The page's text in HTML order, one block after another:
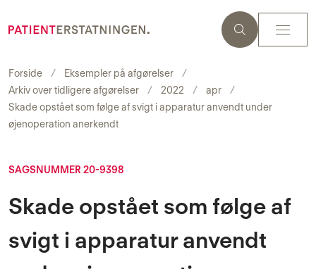
Forside
Eksempler på afgørelser
Arkiv over tidligere afgørelser
2022
apr
Skade opstået som følge af svigt i apparatur anvendt under
øjenoperation anerkendt
SAGSNUMMER 20-9398
Skade opstået som følge af
svigt i apparatur anvendt